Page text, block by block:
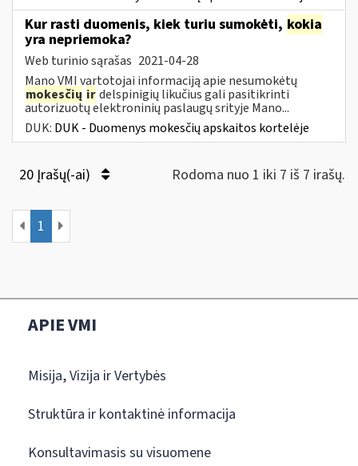
Kur rasti duomenis, kiek turiu sumokėti, kokia
yra nepriemoka?
Web turinio sąrašas 2021-04-28
Mano VMI vartotojai informaciją apie nesumokėtų
mokesčių irdelspinigių likučius gali pasitikrinti
autorizuotų elektroninių paslaugų srityje Mano...
DUK: DUK - Duomenys mokesčių apskaitos kortelėje
20 Įrašų(-ai) Rodoma nuo 1 iki 7 iš 7 irašų.
1
APIE VMI
Misija, Vizija ir Vertybės
Struktūra ir kontaktinė informacija
Konsultavimasis su visuomene